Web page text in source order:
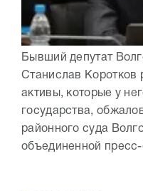
Бывший депутат
Станислав Коротков
активы, которые у
государства,
районного суда
объединенной